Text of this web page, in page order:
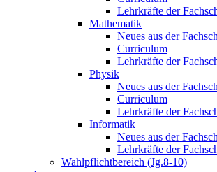
Lehrkräfte der
Mathematik
Neues aus der
Curriculum
Lehrkräfte der
Physik
Neues aus der
Curriculum
Lehrkräfte der
Informatik
Neues aus der
Lehrkräfte der
Wahlpflichtbereich (Jg.8-10)